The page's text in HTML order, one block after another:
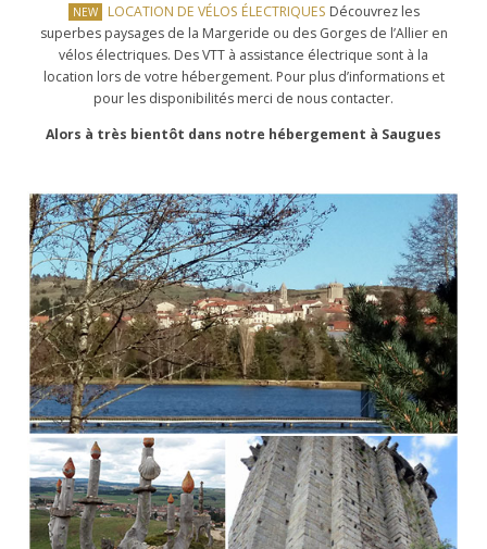
LOCATION DE VÉLOS ÉLECTRIQUES Découvrez les
superbes paysages de la Margeride ou des Gorges de l’Allier en
vélos électriques. Des VTT à assistance électrique sont à la
location lors de votre hébergement. Pour plus d’informations et
pour les disponibilités merci de nous contacter.
Alors à très bientôt dans notre hébergement à Saugues